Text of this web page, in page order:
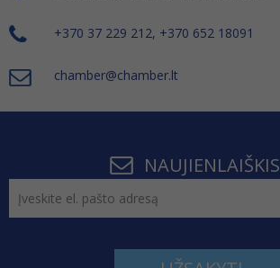
+370 37 229 212, +370 652 18091
chamber@chamber.lt
NAUJIENLAIŠKIS